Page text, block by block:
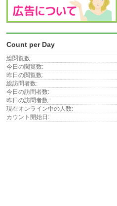
Count per Day
総閲覧数:
今日の閲覧数:
昨日の閲覧数:
総訪問者数:
今日の訪問者数:
昨日の訪問者数:
現在オンライン中の人数:
カウント開始日: